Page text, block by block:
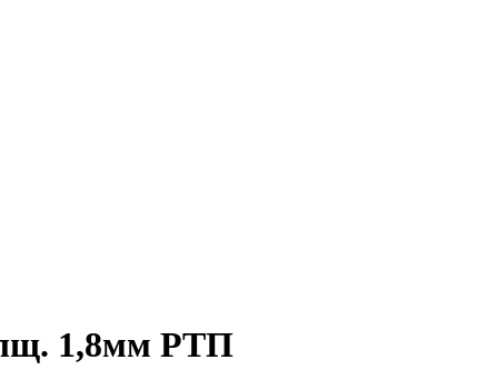
1,8мм РТП